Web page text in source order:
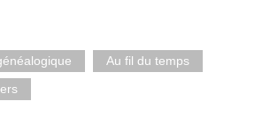
Au fil du temps